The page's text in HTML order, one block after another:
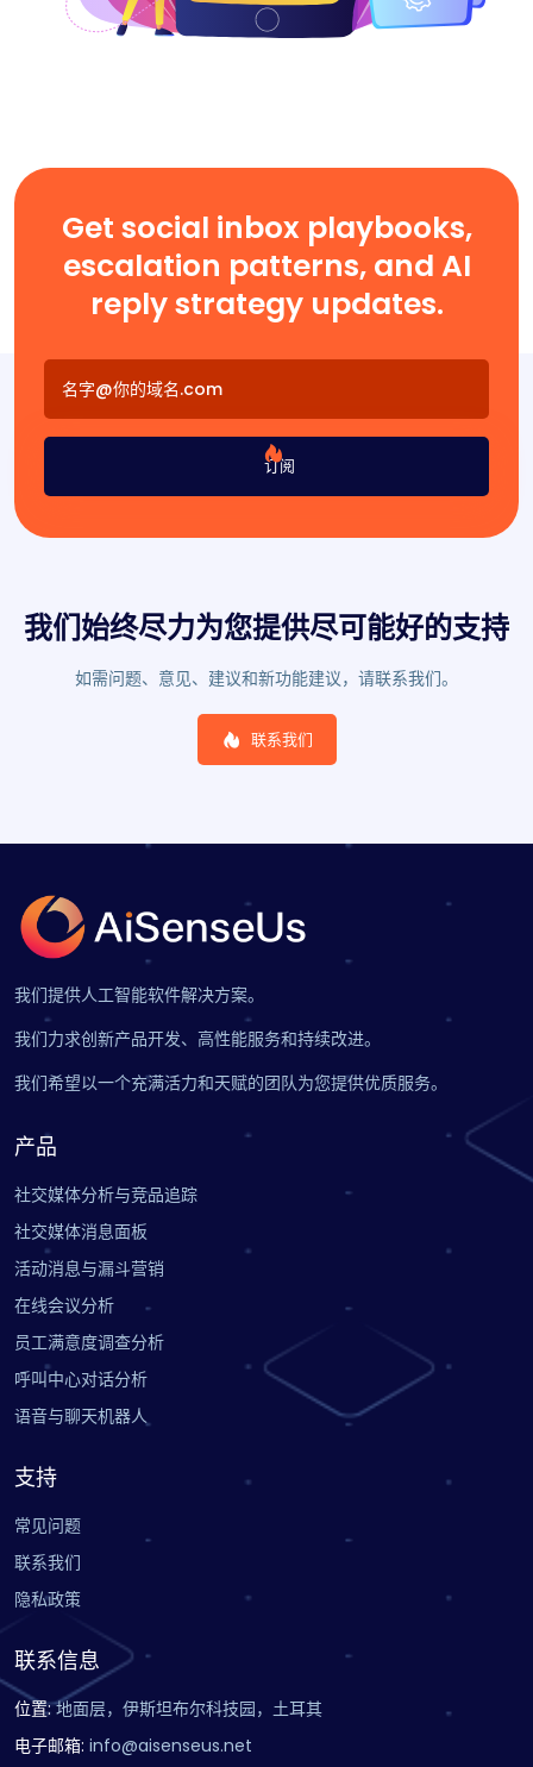
Get social inbox playbooks,
escalation patterns, and AI
reply strategy updates.
订阅
我们始终尽力为您提供尽可能好的支持
如需问题、意见、建议和新功能建议，请联系我们。
联系我们
我们提供人工智能软件解决方案。
我们力求创新产品开发、高性能服务和持续改进。
我们希望以一个充满活力和天赋的团队为您提供优质服务。
产品
社交媒体分析与竞品追踪
社交媒体消息面板
活动消息与漏斗营销
在线会议分析
员工满意度调查分析
呼叫中心对话分析
语音与聊天机器人
支持
常见问题
联系我们
隐私政策
联系信息
位置:地面层，伊斯坦布尔科技园，土耳其
电子邮箱: info@aisenseus.net